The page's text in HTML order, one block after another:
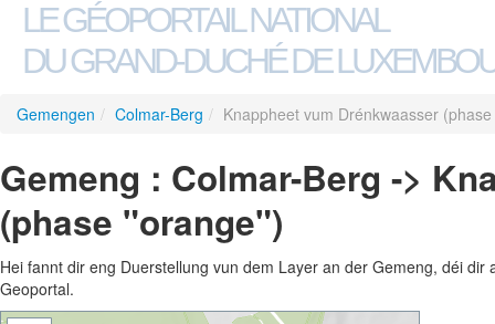
LE GÉOPORTAIL NATIONAL
DU GRAND-DUCHÉ DE
Gemengen / Colmar-Berg / Knappheet vum Drénkwaasser
Gemeng : Colmar-Berg ->
(phase "orange")
Hei fannt dir eng Duerstellung vun dem Layer an der Gemeng, déi
Geoportal.